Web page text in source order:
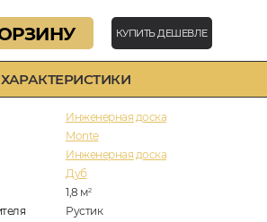
ХАРАКТЕРИСТИКИ
Инженерная доска
Monte
Инженерная доска
Дуб
1,8 м2
Рустик
КУПИТЬ ДЕШЕВЛЕ